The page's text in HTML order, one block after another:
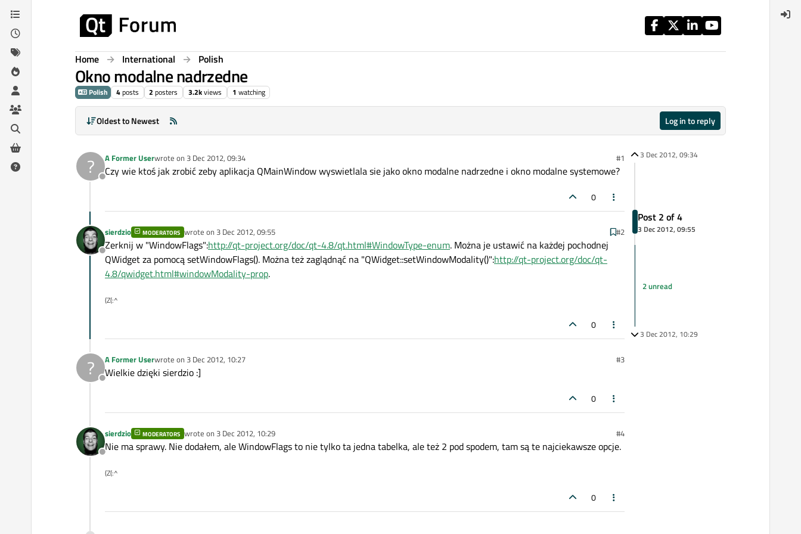
Skip to content
Home International Polish
Okno modalne nadrzedne
Polish 4posts 2 posters 3.2kviews 1 watching
Oldest to Newest Log in to reply
?
Offline
A Former Userwrote on 3 Dec 2012, 09:34
last edited by #1
Czy wie ktoś jak zrobić zeby aplikacja QMainWindow wyswietlala sie jako okno modalne nadrzedne i okno modalne systemowe?
0
Offline
sierdzio MODERATORS wrote on 3 Dec 2012, 09:55
last edited by #2
Zerknij w "WindowFlags":http://qt-project.org/doc/qt-4.8/qt.html#WindowType-enum. Można je ustawić na każdej pochodnej
QWidget za pomocą setWindowFlags(). Można też zaglądnąć na "QWidget::setWindowModality()":http://qt-project.org/doc/qt-
4.8/qwidget.html#windowModality-prop.
(Z(:^
0
?
Offline
A Former Userwrote on 3 Dec 2012, 10:27
last edited by #3
Wielkie dzięki sierdzio :]
0
Offline
sierdzio MODERATORS wrote on 3 Dec 2012, 10:29
last edited by #4
Nie ma sprawy. Nie dodałem, ale WindowFlags to nie tylko ta jedna tabelka, ale też 2 pod spodem, tam są te najciekawsze opcje.
(Z(:^
0
3 Dec 2012, 09:34
Post 2 of 4
3 Dec 2012, 09:55
2 unread
3 Dec 2012, 10:29